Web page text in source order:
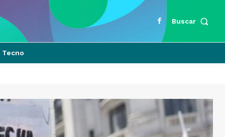
Buscar
Tecno